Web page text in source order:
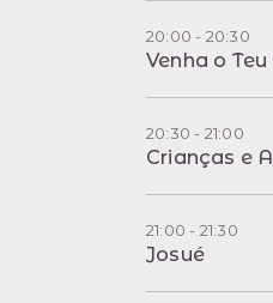
20:00 - 20:30
Venha o Teu
20:30 - 21:00
Crianças e
21:00 - 21:30
Josué